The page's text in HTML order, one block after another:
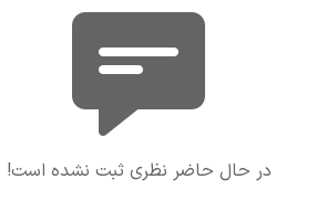
در حال حاضر نظری ثبت نشده است!